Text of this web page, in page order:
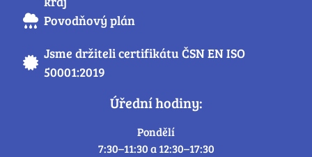
Povodňový plán
Jsme držiteli certifikátu ČSN EN ISO
50001:2019
Úřední hodiny:
Pondělí
7:30–11:30 a 12:30–17:30